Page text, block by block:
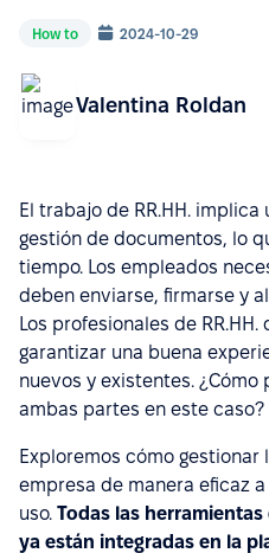
How to 2024-10-29
Valentina Roldan
El trabajo de RR.HH.
gestión de documentos, lo
tiempo. Los empleados
deben enviarse, firmarse y
Los profesionales de
garantizar una buena
nuevos y existentes.
ambas partes en este caso?
Exploremos cómo gestionar
empresa de manera eficaz
uso. Todas las
ya están integradas en la